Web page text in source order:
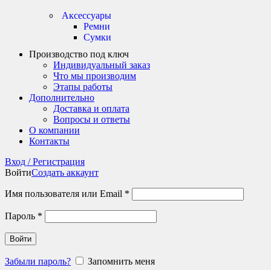
Аксессуары
Ремни
Сумки
Производство под ключ
Индивидуальный заказ
Что мы производим
Этапы работы
Дополнительно
Доставка и оплата
Вопросы и ответы
О компании
Контакты
Вход / Регистрация
ВойтиСоздать аккаунт
Имя пользователя или Email *
Пароль *
Войти
Забыли пароль?
Запомнить меня